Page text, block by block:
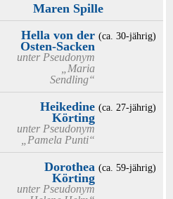
Maren Spille
Hella von der
Osten-Sacken
unter Pseudonym
„Maria
Sendling“
(ca. 30‑jährig)
Heikedine
Körting
unter Pseudonym
„Pamela Punti“
(ca. 27‑jährig)
Dorothea
Körting
unter Pseudonym
(ca. 59‑jährig)